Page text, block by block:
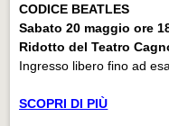
CODICE BEATLES
Sabato 20 maggio ore
Ridotto del Teatro
Ingresso libero fino ad
SCOPRI DI PIÙ